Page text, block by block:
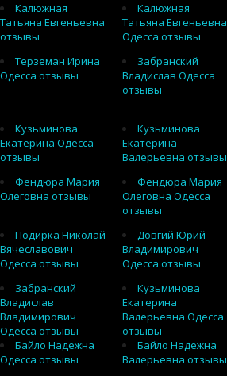
Калюжная
Татьяна Евгеньевна
отзывы
Калюжная
Татьяна Евгеньевна
Одесса отзывы
Терземан Ирина
Одесса отзывы
Забранский
Владислав Одесса
отзывы
Кузьминова
Екатерина Одесса
отзывы
Кузьминова
Екатерина
Валерьевна отзывы
Фендюра Мария
Олеговна отзывы
Фендюра Мария
Олеговна Одесса
отзывы
Подирка Николай
Вячеславович
Одесса отзывы
Довгий Юрий
Владимирович
Одесса отзывы
Забранский
Владислав
Владимирович
Одесса отзывы
Кузьминова
Екатерина
Валерьевна Одесса
отзывы
Байло Надежна
Одесса отзывы
Байло Надежна
Валерьевна отзывы